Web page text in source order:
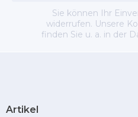
Sie können Ihr
widerrufen. Unsere
finden Sie u. a. in der
Artikel